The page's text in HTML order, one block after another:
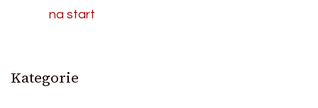
na start
Kategorie